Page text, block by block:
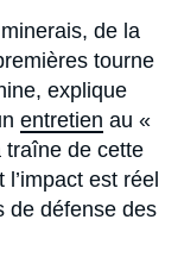
de la
tourne
explique
entretien au «
traîne de cette
est réel
de défense des